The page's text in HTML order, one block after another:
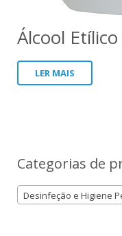
Álcool
LER MAIS
Categorias de
Desinfeção e Higiene